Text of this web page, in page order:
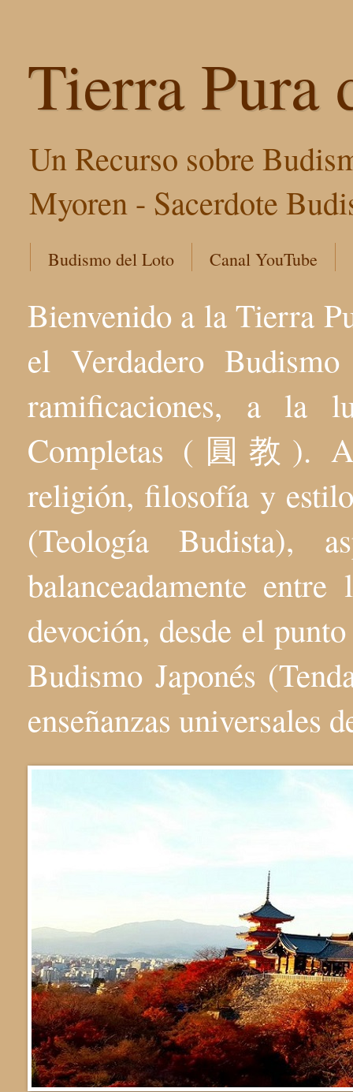
Tierra Pura
Un Recurso sobre
Myoren - Sacerdote
Budismo del Loto Canal YouTube
Bienvenido a la Tierra
el Verdadero
ramificaciones, a la
Completas (圓教).
religión, filosofía y
(Teología Budista),
balanceadamente
devoción, desde el
Budismo Japonés
enseñanzas universales